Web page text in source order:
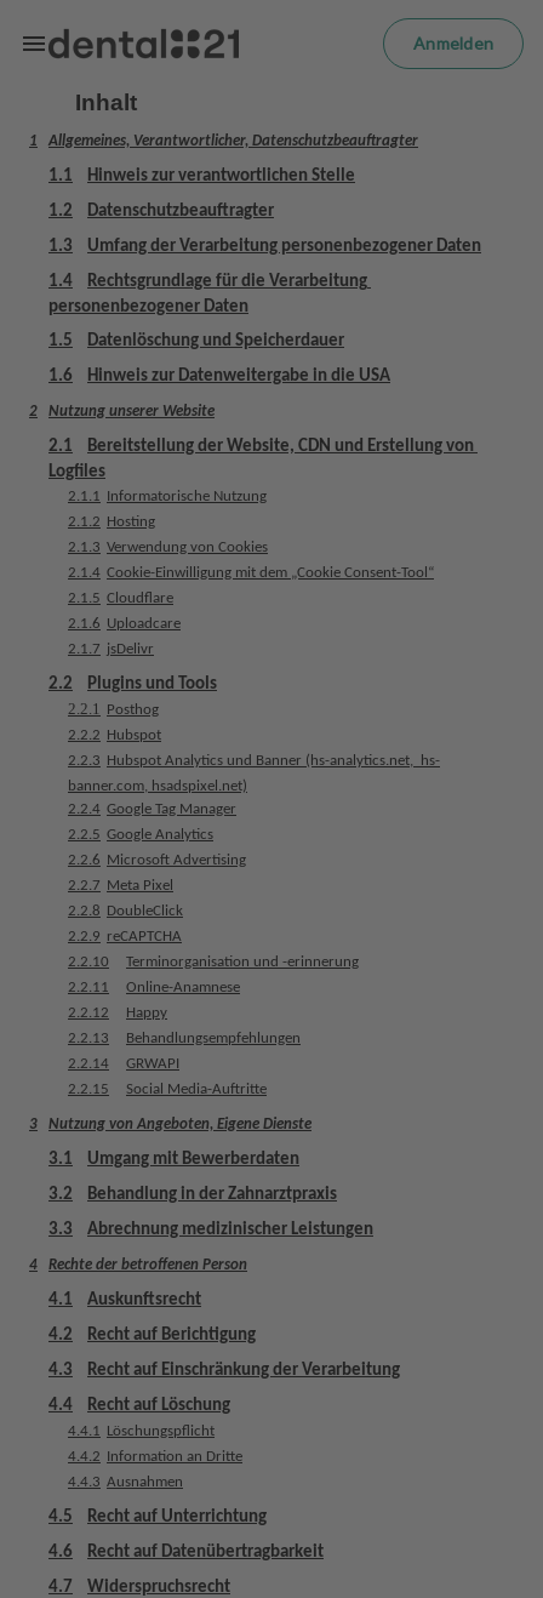
Anmelden
S
Inhalt
1 Allgemeines, Verantwortlicher, Datenschutzbeauftragter
1.1
Hinweis zur verantwortlichen Stelle
1.2
Datenschutzbeauftragter
1.3
Umfang der Verarbeitung personenbezogener Daten
1.4
Rechtsgrundlage für die Verarbeitung
personenbezogener Daten
1.5
Datenlöschung und Speicherdauer
1.6
Hinweis zur Datenweitergabe in die USA
2 Nutzung unserer Website
2.1
Bereitstellung der Website, CDN und Erstellung von
Logfiles
2.1.1 Informatorische Nutzung
2.1.2 Hosting
2.1.3 Verwendung von Cookies
2.1.4 Cookie-Einwilligung mit dem „Cookie Consent-Tool“
2.1.5 Cloudflare
2.1.6 Uploadcare
2.1.7 jsDelivr
2.2
Plugins und Tools
2.2.1
Posthog
2.2.2 Hubspot
2.2.3 Hubspot Analytics und Banner (hs-analytics.net,  hs-
banner.com, hsadspixel.net)
2.2.4 Google Tag Manager
2.2.5 Google Analytics
2.2.6 Microsoft Advertising
2.2.7 Meta Pixel
2.2.8 DoubleClick
2.2.9 reCAPTCHA
2.2.10
Terminorganisation und -erinnerung
2.2.11
Online-Anamnese
2.2.12
Happy
2.2.13
Behandlungsempfehlungen
2.2.14
GRWAPI
2.2.15
Social Media-Auftritte
3 Nutzung von Angeboten, Eigene Dienste
3.1
Umgang mit Bewerberdaten
3.2
Behandlung in der Zahnarztpraxis
3.3
Abrechnung medizinischer Leistungen
4 Rechte der betroffenen Person
4.1
Auskunftsrecht
4.2
Recht auf Berichtigung
4.3
Recht auf Einschränkung der Verarbeitung
4.4
Recht auf Löschung
4.4.1 Löschungspflicht
4.4.2 Information an Dritte
4.4.3 Ausnahmen
4.5
Recht auf Unterrichtung
4.6
Recht auf Datenübertragbarkeit
4.7
Widerspruchsrecht